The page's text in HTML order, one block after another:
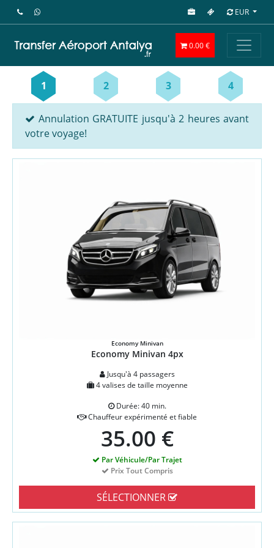
EUR
0.00 €
1 2 3 4
Annulation GRATUITE jusqu'à 2 heures avant
votre voyage!
Economy Minivan
Economy Minivan 4px
Jusqu'à 4 passagers
4 valises de taille moyenne
Durée: 40 min.
Chauffeur expérimenté et fiable
35.00 €
Par Véhicule/Par Trajet
Prix Tout Compris
SÉLECTIONNER